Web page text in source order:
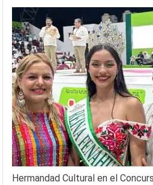
Hermandad Cultural en el